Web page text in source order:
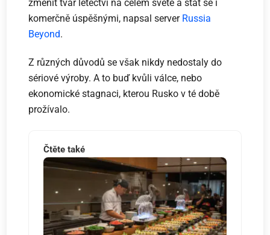
změnit tvář letectví na celém světě a stát se i
komerčně úspěšnými, napsal server Russia
Beyond.
Z různých důvodů se však nikdy nedostaly do
sériové výroby. A to buď kvůli válce, nebo
ekonomické stagnaci, kterou Rusko v té době
prožívalo.
Čtěte také